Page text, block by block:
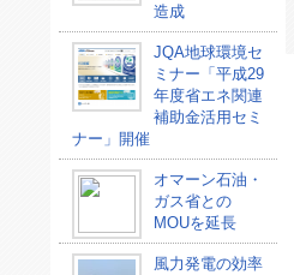
造成
JQA地球環境セ
ミナー「平成29
年度省エネ関連
補助金活用セミ
ナー」開催
オマーン石油・
ガス省との
MOUを延長
風力発電の効率